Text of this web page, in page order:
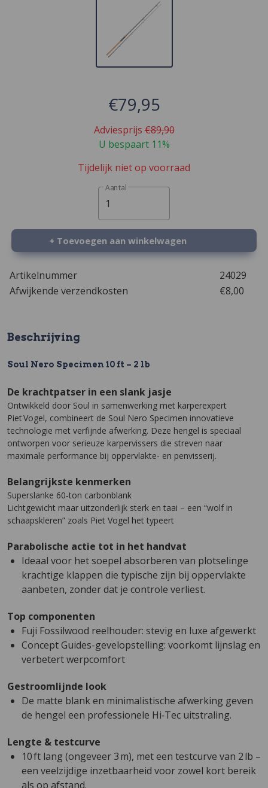
€79,95
Adviesprijs€89,90
U bespaart 11%
Tijdelijk niet op voorraad
Aantal
1
+ Toevoegen aan winkelwagen
Artikelnummer
24029
Afwijkende verzendkosten
€8,00
Beschrijving
Soul Nero Specimen 10 ft – 2 lb
De krachtpatser in een slank jasje
Ontwikkeld door Soul in samenwerking met karperexpert
Piet Vogel, combineert de Soul Nero Specimen innovatieve
technologie met verfijnde afwerking. Deze hengel is speciaal
ontworpen voor serieuze karpervissers die streven naar
maximale performance bij oppervlakte- en penvisserij.
Belangrijkste kenmerken
Superslanke 60‑ton carbonblank
Lichtgewicht maar uitzonderlijk sterk en taai – een “wolf in
schaapskleren” zoals Piet Vogel het typeert
Parabolische actie tot in het handvat
Ideaal voor het soepel absorberen van plotselinge
krachtige klappen die typische zijn bij oppervlakte
aanbeten, zonder dat je controle verliest.
Top componenten
Fuji Fossilwood reelhouder: stevig en luxe afgewerkt
Concept Guides-gevelopstelling: voorkomt lijnslag en
verbetert werpcomfort
Gestroomlijnde look
De matte blank en minimalistische afwerking geven
de hengel een professionele Hi‑Tec uitstraling.
Lengte & testcurve
10 ft lang (ongeveer 3 m), met een testcurve van 2 lb –
een veelzijdige inzetbaarheid voor zowel kort bereik
als op afstand.